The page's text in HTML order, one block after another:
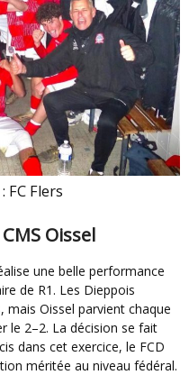
FC Flers
Oissel
de R1. Les Dieppois
mais Oissel parvient chaque
le 2–2. La décision se fait
dans cet exercice, le FCD
méritée au niveau fédéral.